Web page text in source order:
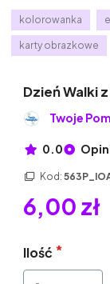
kolorowanka
karty obrazkowe
Dzień Walki
Twoje
0.0
Kod:
6,00 zł
Ilość